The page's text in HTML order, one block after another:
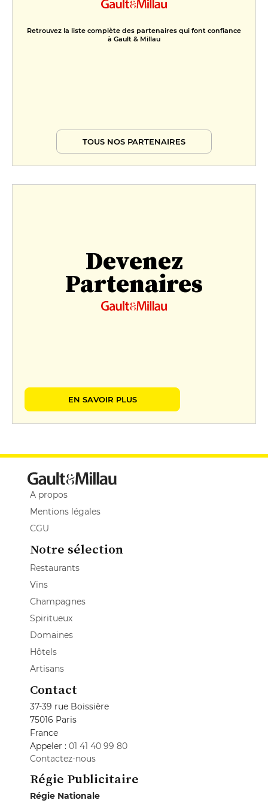
Retrouvez la liste complète des partenaires qui font confiance
à Gault & Millau
TOUS NOS PARTENAIRES
Devenez
Partenaires
EN SAVOIR PLUS
A propos
Mentions légales
CGU
Notre sélection
Restaurants
Vins
Champagnes
Spiritueux
Domaines
Hôtels
Artisans
Contact
37-39 rue Boissière
75016 Paris
France
Appeler : 01 41 40 99 80
Contactez-nous
Régie Publicitaire
Régie Nationale